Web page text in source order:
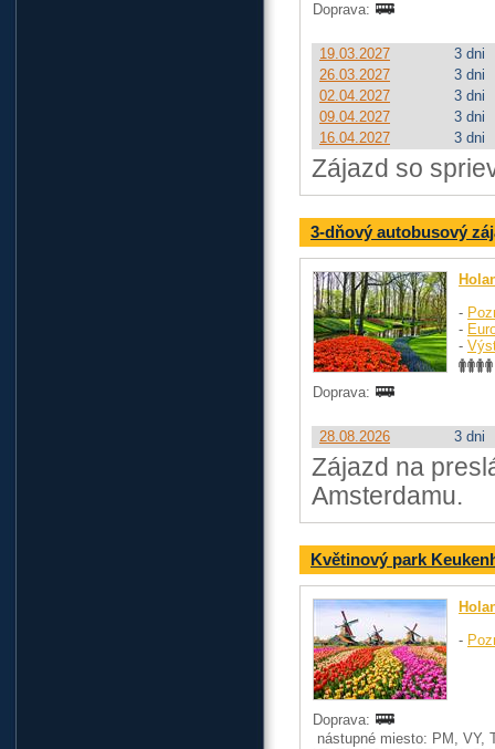
Doprava:
19.03.2027
3 dni
26.03.2027
3 dni
02.04.2027
3 dni
09.04.2027
3 dni
16.04.2027
3 dni
Zájazd so
3-dňový autobusový
-
-
-
Doprava:
28.08.2026 3 dni
Zájazd na
Amsterdamu.
Květinový park
-
Doprava:
nástupné miesto: PM, VY,